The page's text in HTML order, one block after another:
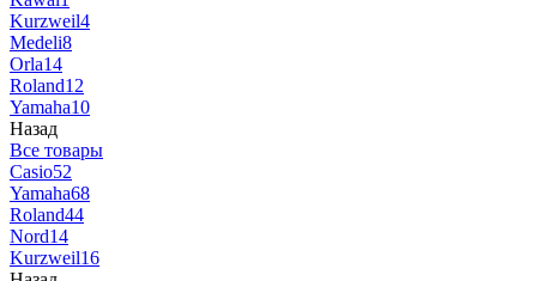
Kurzweil4
Medeli8
Orla14
Roland12
Yamaha10
Назад
Все товары
Casio52
Yamaha68
Roland44
Nord14
Kurzweil16